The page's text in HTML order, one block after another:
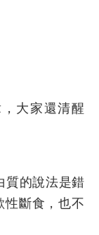
大家還清醒
質的說法是錯
性斷食，也不